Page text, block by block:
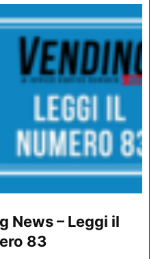
News – Leggi il
83